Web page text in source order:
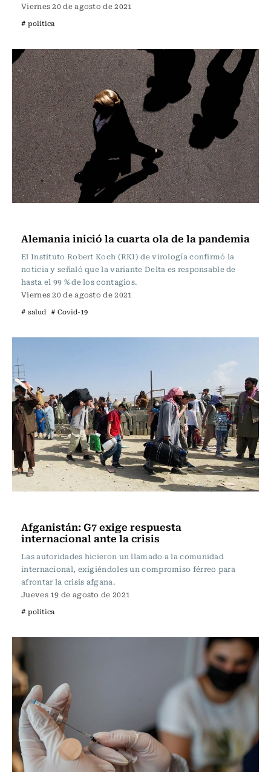
Viernes 20 de agosto de 2021
# política
Alemania inició la cuarta ola de la pandemia
El Instituto Robert Koch (RKI) de virología confirmó la
noticia y señaló que la variante Delta es responsable de
hasta el 99 % de los contagios.
Viernes 20 de agosto de 2021
# salud # Covid-19
Afganistán: G7 exige respuesta
internacional ante la crisis
Las autoridades hicieron un llamado a la comunidad
internacional, exigiéndoles un compromiso férreo para
afrontar la crisis afgana.
Jueves 19 de agosto de 2021
# política